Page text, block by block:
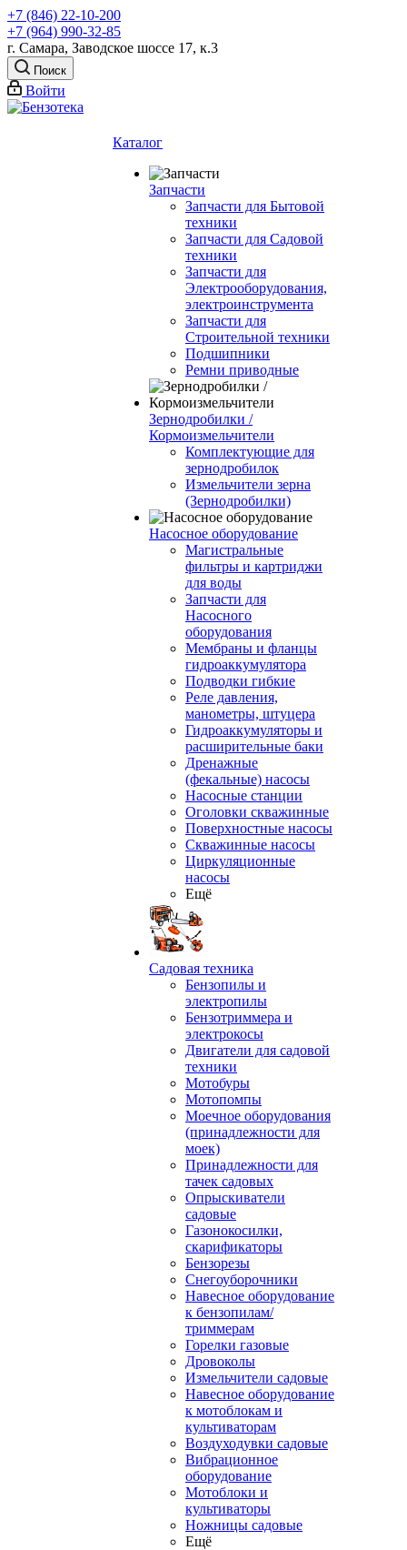
+7 (846) 22-10-200
+7 (964) 990-32-85
г. Самара, Заводское шоссе 17, к.3
Поиск
Войти
Каталог
Запчасти
Запчасти для Бытовой
техники
Запчасти для Садовой
техники
Запчасти для
Электрооборудования,
электроинструмента
Запчасти для
Строительной техники
Подшипники
Ремни приводные
Зернодробилки /
Кормоизмельчители
Комплектующие для
зернодробилок
Измельчители зерна
(Зернодробилки)
Насосное оборудование
Магистральные
фильтры и картриджи
для воды
Запчасти для
Насосного
оборудования
Мембраны и фланцы
гидроаккумулятора
Подводки гибкие
Реле давления,
манометры, штуцера
Гидроаккумуляторы и
расширительные баки
Дренажные
(фекальные) насосы
Насосные станции
Оголовки скважинные
Поверхностные насосы
Скважинные насосы
Циркуляционные
насосы
Ещё
Садовая техника
Бензопилы и
электропилы
Бензотриммера и
электрокосы
Двигатели для садовой
техники
Мотобуры
Мотопомпы
Моечное оборудования
(принадлежности для
моек)
Принадлежности для
тачек садовых
Опрыскиватели
садовые
Газонокосилки,
скарификаторы
Бензорезы
Снегоуборочники
Навесное оборудование
к бензопилам/
триммерам
Горелки газовые
Дровоколы
Измельчители садовые
Навесное оборудование
к мотоблокам и
культиваторам
Воздуходувки садовые
Вибрационное
оборудование
Мотоблоки и
культиваторы
Ножницы садовые
Ещё